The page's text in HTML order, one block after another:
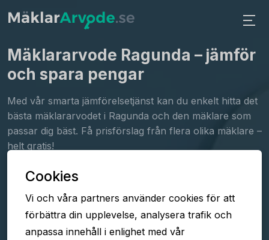
Mäklararvode Ragunda – jämför
och spara pengar
Med vår smarta jämförelsetjänst kan du enkelt hitta det
bästa mäklararvodet i Ragunda och den mäklare som
passar dig bäst. Få prisförslag från flera olika mäklare –
helt gratis!
Fyll i formuläret
Jämför arvoden
Välj mäklare
Cookies
Vi och våra partners använder cookies för att
förbättra din upplevelse, analysera trafik och
anpassa innehåll i enlighet med vår